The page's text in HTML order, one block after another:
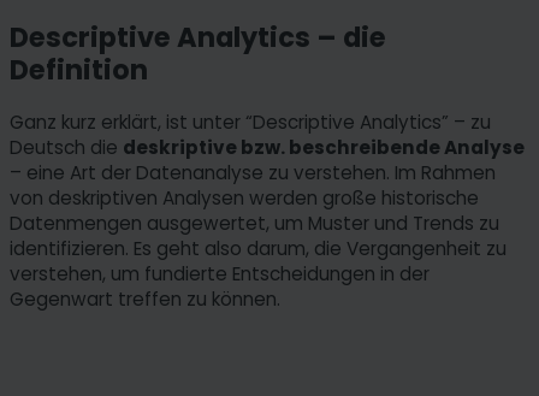
Descriptive Analytics – die
Definition
Ganz kurz erklärt, ist unter “Descriptive Analytics” – zu
Deutsch die deskriptive bzw. beschreibende Analyse
– eine Art der Datenanalyse zu verstehen. Im Rahmen
von deskriptiven Analysen werden große historische
Datenmengen ausgewertet, um Muster und Trends zu
identifizieren. Es geht also darum, die Vergangenheit zu
verstehen, um fundierte Entscheidungen in der
Gegenwart treffen zu können.